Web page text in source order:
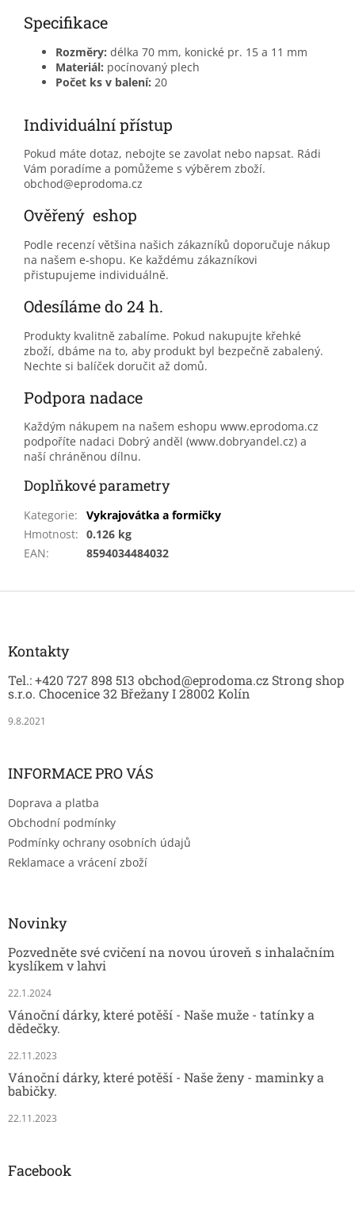
Specifikace
Rozměry: délka 70 mm, konické pr. 15 a 11 mm
Materiál: pocínovaný plech
Počet ks v balení: 20
Individuální přístup
Pokud máte dotaz, nebojte se zavolat nebo napsat. Rádi
Vám poradíme a pomůžeme s výběrem zboží.
obchod@eprodoma.cz
Ověřený eshop
Podle recenzí většina našich zákazníků doporučuje nákup
na našem e-shopu. Ke každému zákazníkovi
přistupujeme individuálně.
Odesíláme do 24 h.
Produkty kvalitně zabalíme. Pokud nakupujte křehké
zboží, dbáme na to, aby produkt byl bezpečně zabalený.
Nechte si balíček doručit až domů.
Podpora nadace
Každým nákupem na našem eshopu www.eprodoma.cz
podpoříte nadaci Dobrý anděl (www.dobryandel.cz) a
naší chráněnou dílnu.
Doplňkové parametry
Kategorie:
Vykrajovátka a formičky
Hmotnost: 0.126 kg
EAN: 8594034484032
Z
Kontakty
Tel.: +420 727 898 513 obchod@eprodoma.cz Strong shop
s.r.o. Chocenice 32 Břežany I 28002 Kolín
9.8.2021
INFORMACE PRO VÁS
Doprava a platba
Obchodní podmínky
Podmínky ochrany osobních údajů
Reklamace a vrácení zboží
Novinky
Pozvedněte své cvičení na novou úroveň s inhalačním
kyslíkem v lahvi
22.1.2024
Vánoční dárky, které potěší - Naše muže - tatínky a
dědečky.
22.11.2023
Vánoční dárky, které potěší - Naše ženy - maminky a
babičky.
22.11.2023
Facebook